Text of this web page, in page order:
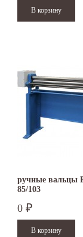
ручные вальцы
85/103
0 ₽